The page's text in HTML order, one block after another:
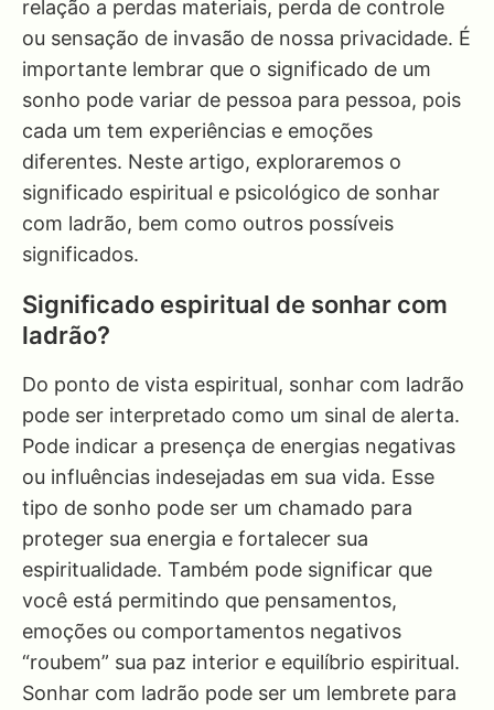
relação a perdas materiais, perda de controle
ou sensação de invasão de nossa privacidade. É
importante lembrar que o significado de um
sonho pode variar de pessoa para pessoa, pois
cada um tem experiências e emoções
diferentes. Neste artigo, exploraremos o
significado espiritual e psicológico de sonhar
com ladrão, bem como outros possíveis
significados.
Significado espiritual de sonhar com
ladrão?
Do ponto de vista espiritual, sonhar com ladrão
pode ser interpretado como um sinal de alerta.
Pode indicar a presença de energias negativas
ou influências indesejadas em sua vida. Esse
tipo de sonho pode ser um chamado para
proteger sua energia e fortalecer sua
espiritualidade. Também pode significar que
você está permitindo que pensamentos,
emoções ou comportamentos negativos
“roubem” sua paz interior e equilíbrio espiritual.
Sonhar com ladrão pode ser um lembrete para